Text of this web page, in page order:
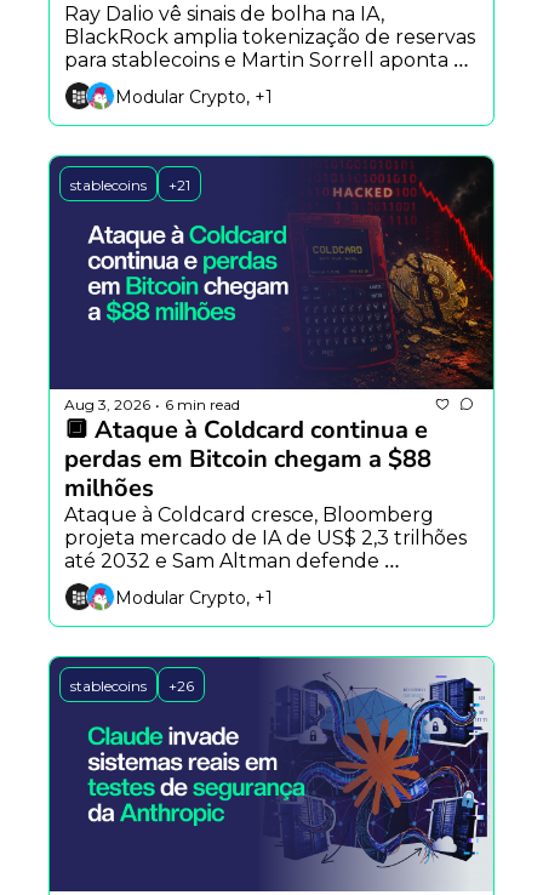
Ray Dalio vê sinais de bolha na IA,
BlackRock amplia tokenização de reservas
para stablecoins e Martin Sorrell aponta
compartilhamento de conhecimento
como habilidade-chave da era da IA.
Modular Crypto, +1
stablecoins +21
Aug 3, 2026 • 6 min read
🔲 Ataque à Coldcard continua e
perdas em Bitcoin chegam a $88
milhões
Ataque à Coldcard cresce, Bloomberg
projeta mercado de IA de US$ 2,3 trilhões
até 2032 e Sam Altman defende
desacelerar avanço da inteligência
artificial.Modular Crypto, +1
stablecoins +26